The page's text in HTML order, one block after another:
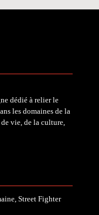
dédié à relier le
les domaines de la
vie, de la culture,
Street Fighter